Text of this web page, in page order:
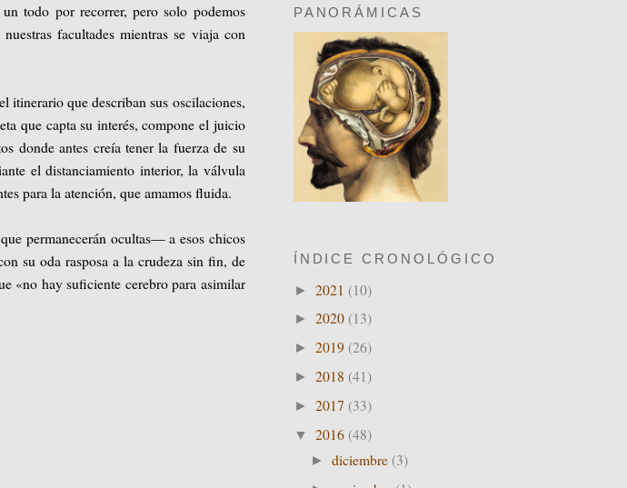
todo por recorrer, pero solo podemos
facultades mientras se viaja con
itinerario que describan sus oscilaciones,
que capta su interés, compone el juicio
donde antes creía tener la fuerza de su
el distanciamiento interior, la válvula
para la atención, que amamos fluida.
permanecerán ocultas— a esos chicos
su oda rasposa a la crudeza sin fin, de
«no hay suficiente cerebro para asimilar
PANORÁMICAS
ÍNDICE CRONOLÓGICO
► 2021 (10)
► 2020 (13)
► 2019 (26)
► 2018 (41)
► 2017 (33)
▼ 2016 (48)
►diciembre (3)